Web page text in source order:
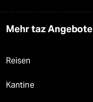
Mehr taz Angebote
Reisen
Kantine